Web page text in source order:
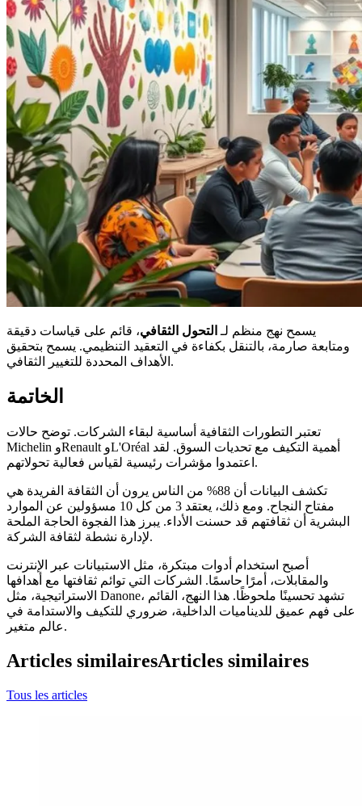
يسمح نهج منظم لـ التحول الثقافي، قائم على قياسات دقيقة
ومتابعة صارمة، بالتنقل بكفاءة في التعقيد التنظيمي. يسمح بتحقيق
الأهداف المحددة للتغيير الثقافي.
الخاتمة
تعتبر التطورات الثقافية أساسية لبقاء الشركات. توضح حالات
Michelin وRenault وL'Oréal أهمية التكيف مع تحديات السوق. لقد
اعتمدوا مؤشرات رئيسية لقياس فعالية تحولاتهم.
تكشف البيانات أن 88% من الناس يرون أن الثقافة الفريدة هي
مفتاح النجاح. ومع ذلك، يعتقد 3 من كل 10 مسؤولين عن الموارد
البشرية أن ثقافتهم قد حسنت الأداء. يبرز هذا الفجوة الحاجة الملحة
لإدارة نشطة لثقافة الشركة.
أصبح استخدام أدوات مبتكرة، مثل الاستبيانات عبر الإنترنت
والمقابلات، أمرًا حاسمًا. الشركات التي توائم ثقافتها مع أهدافها
الاستراتيجية، مثل Danone، تشهد تحسينًا ملحوظًا. هذا النهج، القائم
على فهم عميق للديناميات الداخلية، ضروري للتكيف والاستدامة في
عالم متغير.
Articles similairesArticles similaires
Tous les articles